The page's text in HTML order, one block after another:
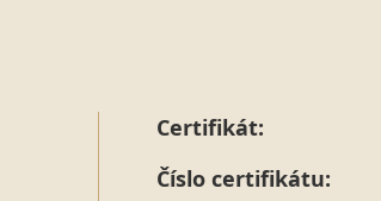
Certifikát:
Číslo certifikátu: